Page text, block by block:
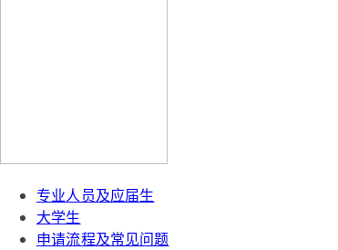
专业人员及应届生
大学生
申请流程及常见问题